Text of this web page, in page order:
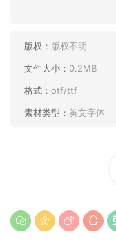
版权： 版权不明
文件大小： 0.2MB
格式： otf/ttf
素材类型： 英文字体